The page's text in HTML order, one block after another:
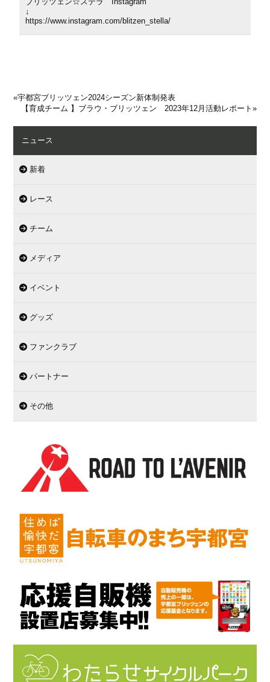
↓
https://www.instagram.com/blitzen_stella/
«宇都宮ブリッツェン2024シーズン新体制発表
【育成チーム 】ブラウ・ブリッツェン 2023年12月活動レポート »
ニュース
新着
レース
チーム
メディア
イベント
グッズ
ファンクラブ
パートナー
その他